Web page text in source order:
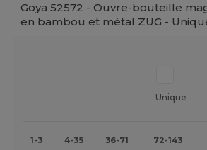
Goya 52572 - Ouvre-bouteille
en bambou et métal ZUG -
Unique
1-3 4-35 36-71 72-143